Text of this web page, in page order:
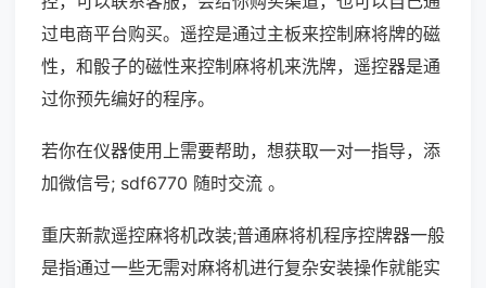
过电商平台购买。遥控是通过主板来控制麻将牌的磁
性，和骰子的磁性来控制麻将机来洗牌，遥控器是通
过你预先编好的程序。
若你在仪器使用上需要帮助，想获取一对一指导，添
加微信号; sdf6770 随时交流 。
重庆新款遥控麻将机改装;普通麻将机程序控牌器一般
是指通过一些无需对麻将机进行复杂安装操作就能实